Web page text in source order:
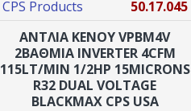
CPS Products
50.17.045
ΑΝΤΛΙΑ ΚΕΝΟΥ VPBM4V
2ΒΑΘΜΙΑ INVERTER 4CFM
115LT/MIN 1/2HP 15MICRONS
R32 DUAL VOLTAGE
BLACKMAX CPS USA